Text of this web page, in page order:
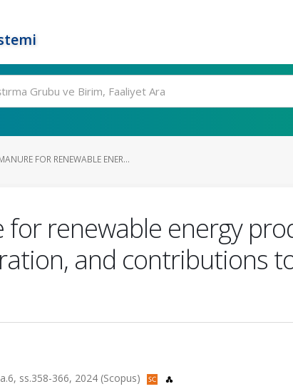
FOR RENEWABLE ENER...
renewable energy
and contributions
ss.358-366, 2024 (Scopus)